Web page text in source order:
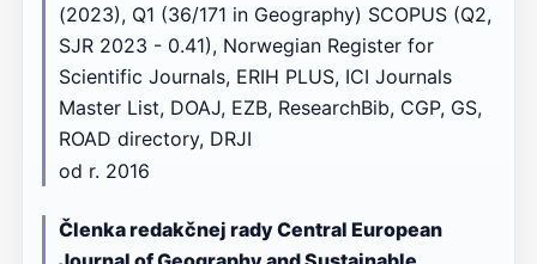
(2023), Q1 (36/171 in Geography) SCOPUS (Q2,
SJR 2023 - 0.41), Norwegian Register for
Scientific Journals, ERIH PLUS, ICI Journals
Master List, DOAJ, EZB, ResearchBib, CGP, GS,
ROAD directory, DRJI
od r. 2016
Členka redakčnej rady Central European